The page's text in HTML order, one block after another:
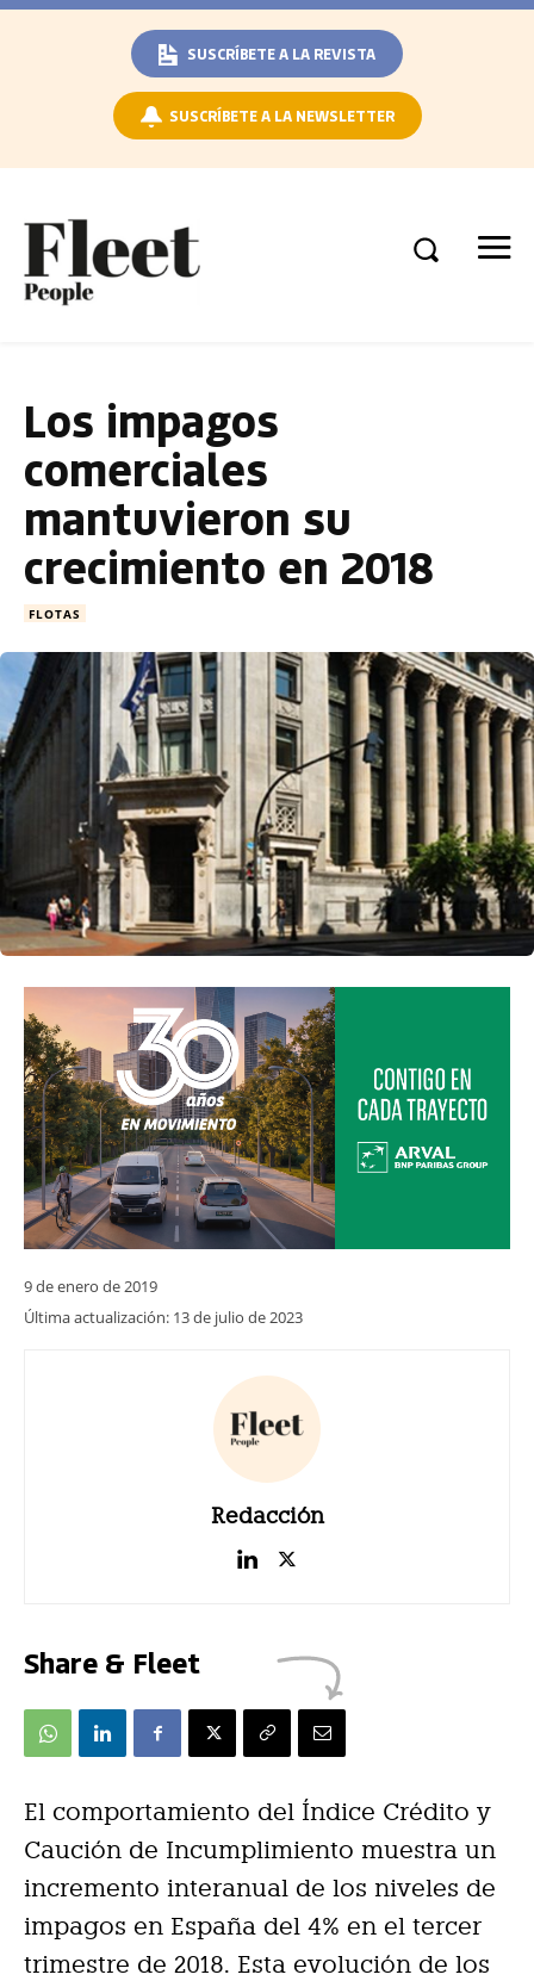
SUSCRÍBETE A LA REVISTA
SUSCRÍBETE A LA NEWSLETTER
Los impagos
comerciales
mantuvieron su
crecimiento en 2018
FLOTAS
9 de enero de 2019
Última actualización: 13 de julio de 2023
Redacción
Share & Fleet
El comportamiento del Índice Crédito y
Caución de Incumplimiento muestra un
incremento interanual de los niveles de
impagos en España del 4% en el tercer
trimestre de 2018. Esta evolución de los